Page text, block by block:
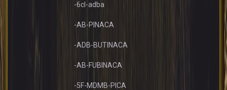
-6cl-adba
-AB-PINACA
-ADB-BUTINACA
-AB-FUBINACA
-5F-MDMB-PICA